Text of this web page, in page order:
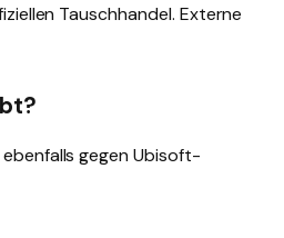
Tauschhandel. Externe
gegen Ubisoft-